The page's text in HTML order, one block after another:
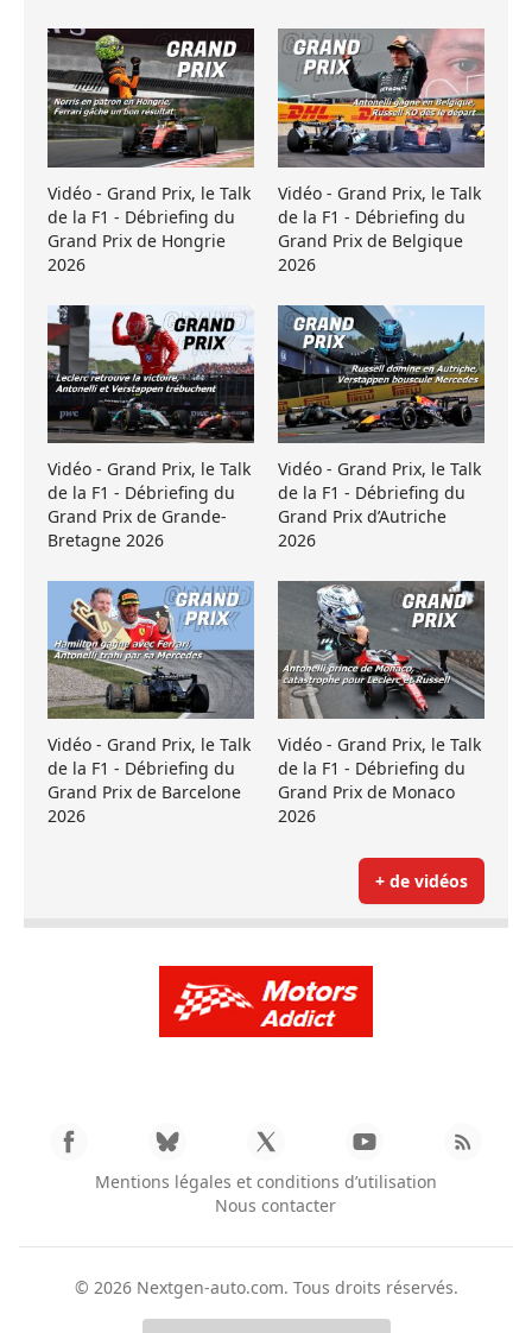
Vidéo - Grand Prix, le Talk
de la F1 - Débriefing du
Grand Prix de Hongrie
2026
Vidéo - Grand Prix, le Talk
de la F1 - Débriefing du
Grand Prix de Belgique
2026
Vidéo - Grand Prix, le Talk
de la F1 - Débriefing du
Grand Prix de Grande-
Bretagne 2026
Vidéo - Grand Prix, le Talk
de la F1 - Débriefing du
Grand Prix d’Autriche
2026
Vidéo - Grand Prix, le Talk
de la F1 - Débriefing du
Grand Prix de Barcelone
2026
Vidéo - Grand Prix, le Talk
de la F1 - Débriefing du
Grand Prix de Monaco
2026
+ de vidéos
Mentions légales et conditions d’utilisation
Nous contacter
© 2026 Nextgen-auto.com. Tous droits réservés.